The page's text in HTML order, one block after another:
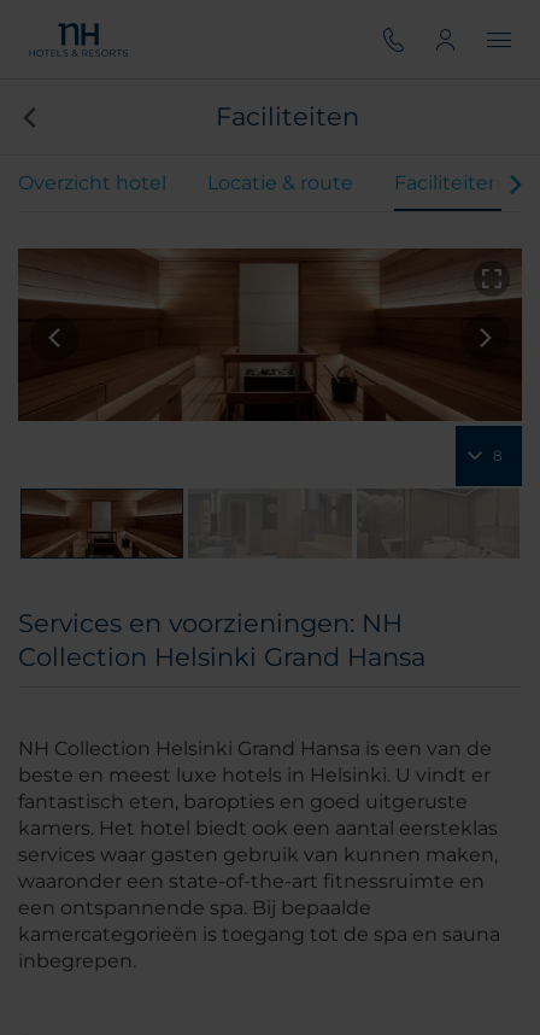
Faciliteiten
Overzicht hotel Locatie & route Faciliteiten
8
Services en voorzieningen: NH
Collection Helsinki Grand Hansa
NH Collection Helsinki Grand Hansa is een van de
beste en meest luxe hotels in Helsinki. U vindt er
fantastisch eten, baropties en goed uitgeruste
kamers. Het hotel biedt ook een aantal eersteklas
services waar gasten gebruik van kunnen maken,
waaronder een state-of-the-art fitnessruimte en
een ontspannende spa. Bij bepaalde
kamercategorieën is toegang tot de spa en sauna
inbegrepen.